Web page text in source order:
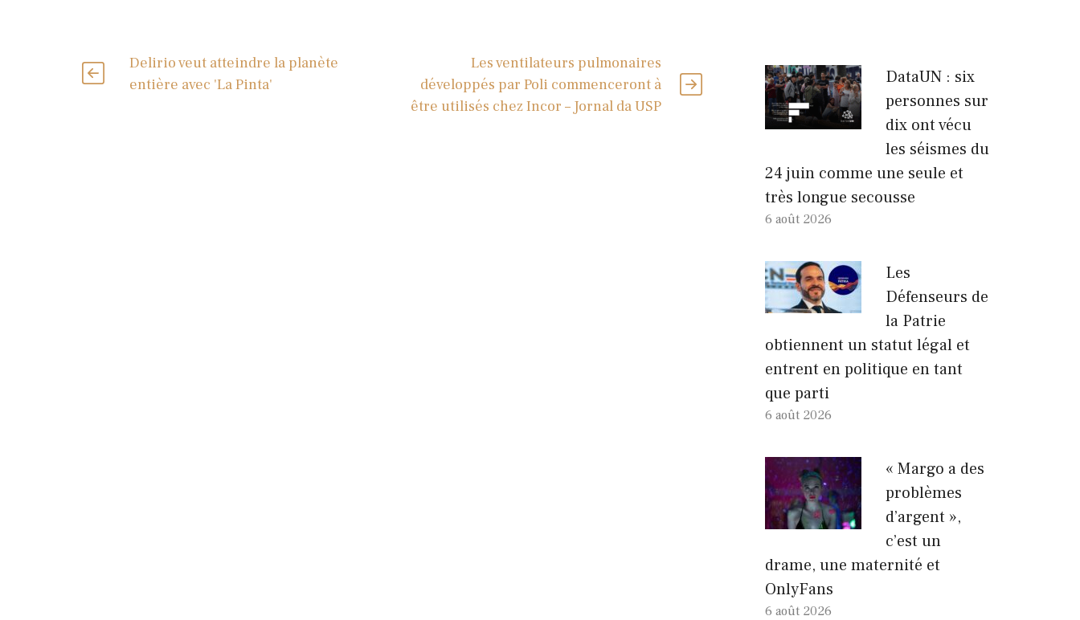
Delirio veut atteindre la planète
entière avec 'La Pinta'
Les ventilateurs pulmonaires
développés par Poli commenceront à
être utilisés chez Incor – Jornal da USP
DataUN : six
personnes sur
dix ont vécu
les séismes du
24 juin comme une seule et
très longue secousse
6 août 2026
Les
Défenseurs de
la Patrie
obtiennent un statut légal et
entrent en politique en tant
que parti
6 août 2026
« Margo a des
problèmes
d’argent »,
c’est un
drame, une maternité et
OnlyFans
6 août 2026